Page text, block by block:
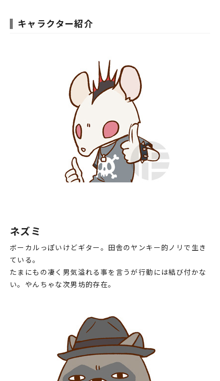
♯23 ひらめいたっす
♯24 世知辛いっす…
♯27 ゾンビパニック
♯28 腐ってもアライグマ
♯32 夢とかロマンとかが
♯33 配分
♯34 本人はそれでいい
♯35 七夕準備っす
♯37 バーベキューするっす
♯39 海来たっす
♯40 夏の海はキケンがいっぱい！
キャラクター紹介
ネズミ
ボーカルっぽいけどギター。田舎のヤンキー的ノリで生き
ている。
たまにもの凄く男気溢れる事を言うが行動には結び付かな
い。やんちゃな次男坊的存在。